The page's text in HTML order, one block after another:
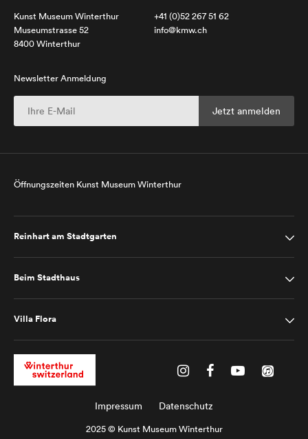
Kunst Museum Winterthur
Museumstrasse 52
8400 Winterthur
+41 (0)52 267 51 62
info@kmw.ch
Newsletter Anmeldung
Öffnungszeiten Kunst Museum Winterthur
Reinhart am Stadtgarten
Beim Stadthaus
Villa Flora
Impressum Datenschutz
2025 © Kunst Museum Winterthur